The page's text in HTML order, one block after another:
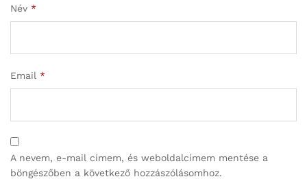
Név *
Email *
A nevem, e-mail címem, és weboldalcímem mentése a
böngészőben a következő hozzászólásomhoz.